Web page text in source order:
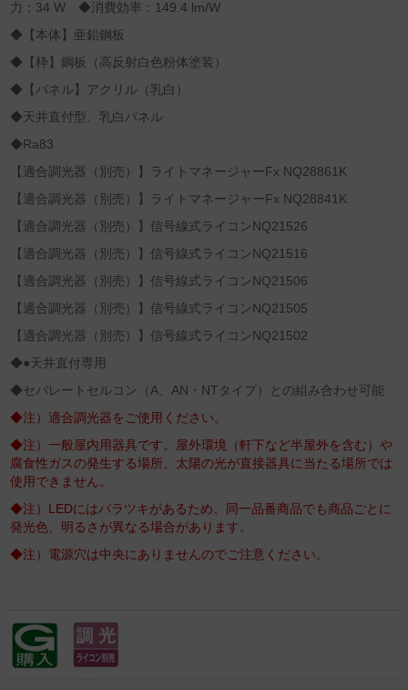
力：34 W ◆消費効率：149.4 lm/W
◆【本体】亜鉛鋼板
◆【枠】鋼板（高反射白色粉体塗装）
◆【パネル】アクリル（乳白）
◆天井直付型、乳白パネル
◆Ra83
【適合調光器（別売）】ライトマネージャーFx NQ28861K
【適合調光器（別売）】ライトマネージャーFx NQ28841K
【適合調光器（別売）】信号線式ライコンNQ21526
【適合調光器（別売）】信号線式ライコンNQ21516
【適合調光器（別売）】信号線式ライコンNQ21506
【適合調光器（別売）】信号線式ライコンNQ21505
【適合調光器（別売）】信号線式ライコンNQ21502
◆●天井直付専用
◆セパレートセルコン（A、AN・NTタイプ）との組み合わせ可能
◆注）適合調光器をご使用ください。
◆注）一般屋内用器具です。屋外環境（軒下など半屋外を含む）や
腐食性ガスの発生する場所、太陽の光が直接器具に当たる場所では
使用できません。
◆注）LEDにはバラツキがあるため、同一品番商品でも商品ごとに
発光色、明るさが異なる場合があります。
◆注）電源穴は中央にありませんのでご注意ください。